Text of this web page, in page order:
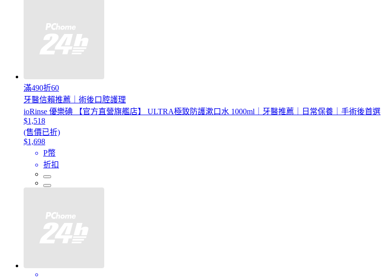
滿490折60
牙醫信賴推薦｜術後口腔護理
ioRinse 優樂碘 【官方直營旗艦店】 ULTRA極致防護漱口水 1000ml｜牙醫推薦｜日常保養｜手術後首選
$1,518
(售價已折)
$1,698
P幣
折扣